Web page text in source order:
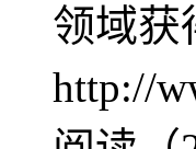
领域获
http://